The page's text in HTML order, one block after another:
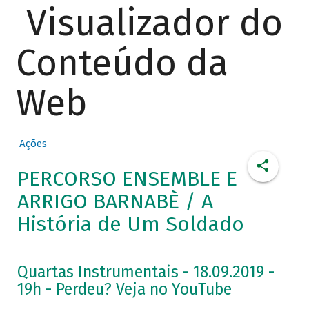
Visualizador do
Conteúdo da
Web
Ações
PERCORSO ENSEMBLE E
ARRIGO BARNABÈ / A
História de Um Soldado
Quartas Instrumentais - 18.09.2019 -
19h - Perdeu? Veja no YouTube